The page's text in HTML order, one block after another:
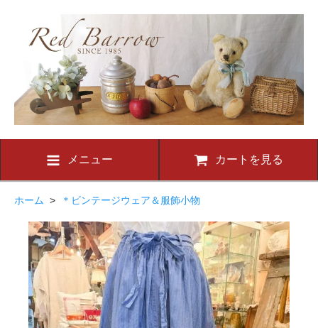
メニュー カートを見る
ホーム > ＊ビンテージウェア＆服飾小物